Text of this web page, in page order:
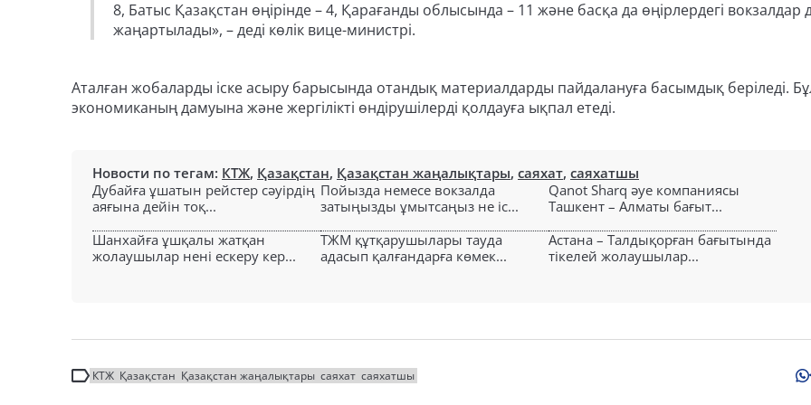
8, Батыс Қазақстан өңірінде – 4, Қарағанды облысында – 11 және басқа да өңірлердегі вокзалдар
жаңартылады», – деді көлік вице-министрі.
Аталған жобаларды іске асыру барысында отандық материалдарды пайдалануға басымдық беріледі.
экономиканың дамуына және жергілікті өндірушілерді қолдауға ықпал етеді.
Новости по тегам: КТЖ, Қазақстан, Қазақстан жаңалықтары, саяхат, саяхатшы
Дубайға ұшатын рейстер сәуірдің
аяғына дейін тоқ...
Пойызда немесе вокзалда
затыңызды ұмытсаңыз не іс...
Qanot Sharq әуе компаниясы
Ташкент – Алматы бағыт...
Шанхайға ұшқалы жатқан
жолаушылар нені ескеру кер...
ТЖМ құтқарушылары тауда
адасып қалғандарға көмек...
Астана – Талдықорған бағытында
тікелей жолаушылар...
КТЖ Қазақстан Қазақстан жаңалықтары саяхат саяхатшы